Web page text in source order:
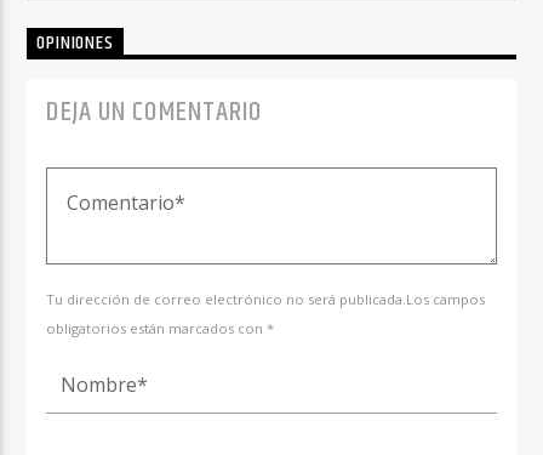
OPINIONES
DEJA UN COMENTARIO
Tu dirección de correo electrónico no será publicada.Los campos
obligatorios están marcados con *